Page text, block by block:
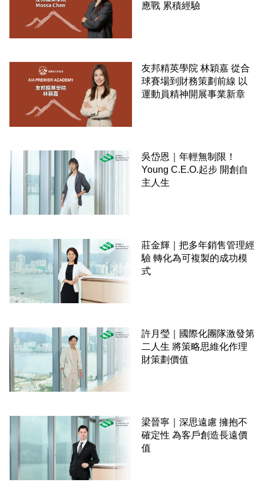
應戰 累積經驗
友邦精英學院 林穎嘉 從合
球賽場到財務策劃前線 以
運動員精神開展事業新章
吳岱恩｜年輕無制限！
Young C.E.O.起步 開創自
主人生
莊金輝｜把多年銷售管理經
驗 轉化為可複製的成功模
式
許月瑩｜國際化團隊激發第
二人生 將策略思維化作理
財策劃價值
梁晉寧｜深思遠慮 擁抱不
確定性 為客戶創造長遠價
值